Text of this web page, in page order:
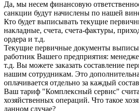
Да, мы несем финансовую
санкции будут начислены по нашей
Кто будет выписывать текущие
накладные, счета, счета-фактуры,
ордера и т.д.
Текущие первичные документы
работник Вашего предприятия:
т.д. Вы можете заказать составление
нашим сотрудникам. Это
оплачивается отдельно за каждый
Ваш тариф "Комплексный сервис"
хозяйственных операций. Что такое
данном случае?